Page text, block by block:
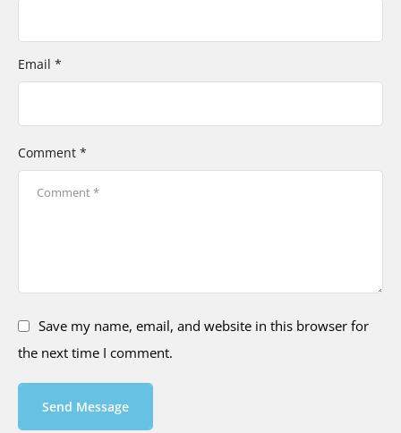
Comment *
Email *
Save my name, email, and website in this browser for
the next time I comment.
Send Message